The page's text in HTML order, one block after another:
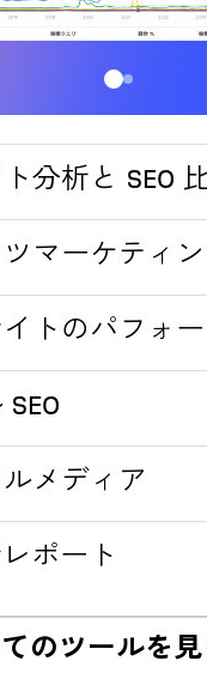
分析と SEO
→
マーケティ
→
→
トのパフォ
→
→
メディア
Manager →
ポート
のツールを